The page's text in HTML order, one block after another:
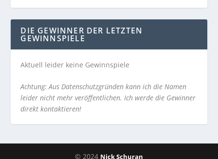
DIE GEWINNER DER LETZTEN
GEWINNSPIELE
Aktuell leider keine Gewinnspiele
Achtung: Aus Datenschutzgründen kann ich die Namen
leider nicht mehr veröffentlichen. Ich werde die Gewinner
direkt kontaktieren!
© 2024 Nick Schuran